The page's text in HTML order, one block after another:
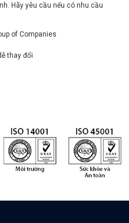
Hãy yêu cầu nếu có nhu cầu
of Companies
thay đổi